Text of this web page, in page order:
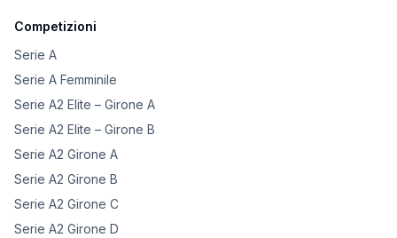
Competizioni
Serie A
Serie A Femminile
Serie A2 Elite – Girone A
Serie A2 Elite – Girone B
Serie A2 Girone A
Serie A2 Girone B
Serie A2 Girone C
Serie A2 Girone D